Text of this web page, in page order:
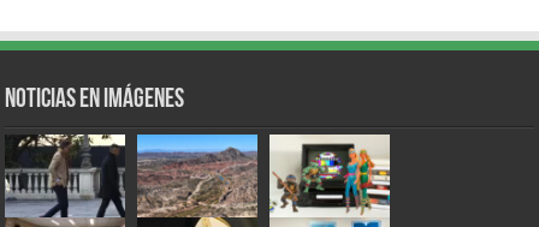
Noticias en Imágenes